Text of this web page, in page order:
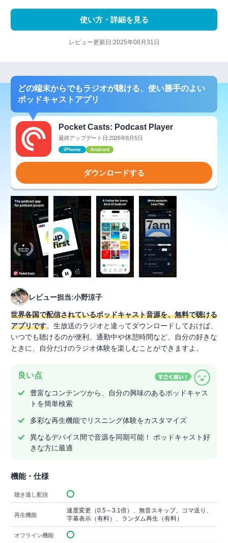
使い方・詳細を見る
レビュー更新日:2025年08月31日
どの端末からでもラジオが聴ける、使い勝手のよい
ポッドキャストアプリ
Pocket Casts: Podcast Player
最終アップデート日:2026年8月5日
iPhone Android
ダウンロードする
レビュー担当:小野涼子
世界各国で配信されているポッドキャスト音源を、無料で聴ける
アプリです。生放送のラジオと違ってダウンロードしておけば、
いつでも聴けるのが便利。通勤中や休憩時間など、自分の好きな
ときに、自分だけのラジオ体験を楽しむことができますよ。
良い点
豊富なコンテンツから、自分の興味のあるポッドキャス
トを簡単検索
多彩な再生機能でリスニング体験をカスタマイズ
異なるデバイス間で音源を同期可能！ ポッドキャスト好
きな方に最適
機能・仕様
聴き逃し配信
再生機能
速度変更（0.5～3.1倍）、無音スキップ、コマ送り、
字幕表示（有料）、ランダム再生（有料）
オフライン機能